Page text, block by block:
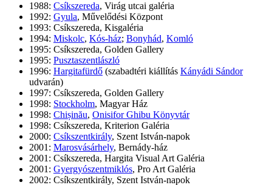
1988: Csíkszereda, Virág utcai galéria
1992: Gyula, Művelődési Központ
1993: Csíkszereda, Kisgaléria
1994: Miskolc, Kós-ház; Bonyhád, Komló
1995: Csíkszereda, Golden Gallery
1995: Pusztaszentlászló
1996: Hargitafürdő (szabadtéri kiállítás Kányádi Sándor
udvarán)
1997: Csíkszereda, Golden Gallery
1998: Stockholm, Magyar Ház
1998: Chișinău, Onisifor Ghibu Könyvtár
1998: Csíkszereda, Kriterion Galéria
2000: Csíkszentkirály, Szent István-napok
2001: Marosvásárhely, Bernády-ház
2001: Csíkszereda, Hargita Visual Art Galéria
2001: Gyergyószentmiklós, Pro Art Galéria
2002: Csíkszentkirály, Szent István-napok